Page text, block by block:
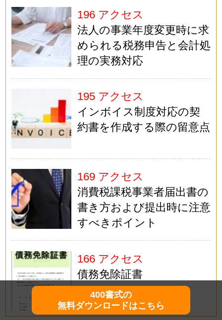
196 アクセス
法人の事業年度変更時に求
められる税務申告と会計処
理の実務対応
195 アクセス
インボイス制度対応の契
約書を作成する際の留意点
169 アクセス
消費税課税事業者届出書の
書き方および提出時に注意
すべきポイント
166 アクセス
債務免除証書
400書式の
無料ダウンロードはこちら